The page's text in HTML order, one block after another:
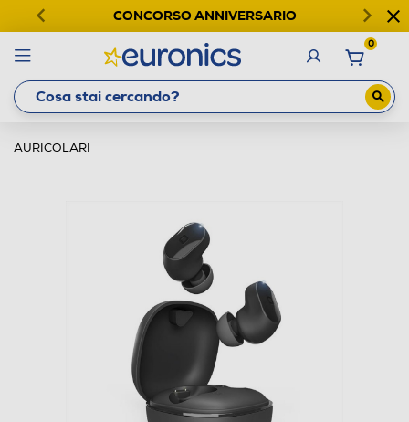
CONCORSO ANNIVERSARIO
0
AURICOLARI